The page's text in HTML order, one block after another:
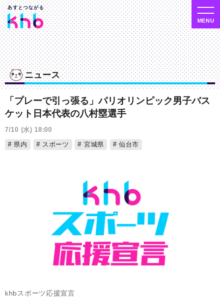
ニュース
「プレーで引っ張る」パリオリンピック男子バス
ケット日本代表の八村塁選手
7/10 (水) 18:00
県内
スポーツ 宮城県 仙台市
khbスポーツ応援宣言